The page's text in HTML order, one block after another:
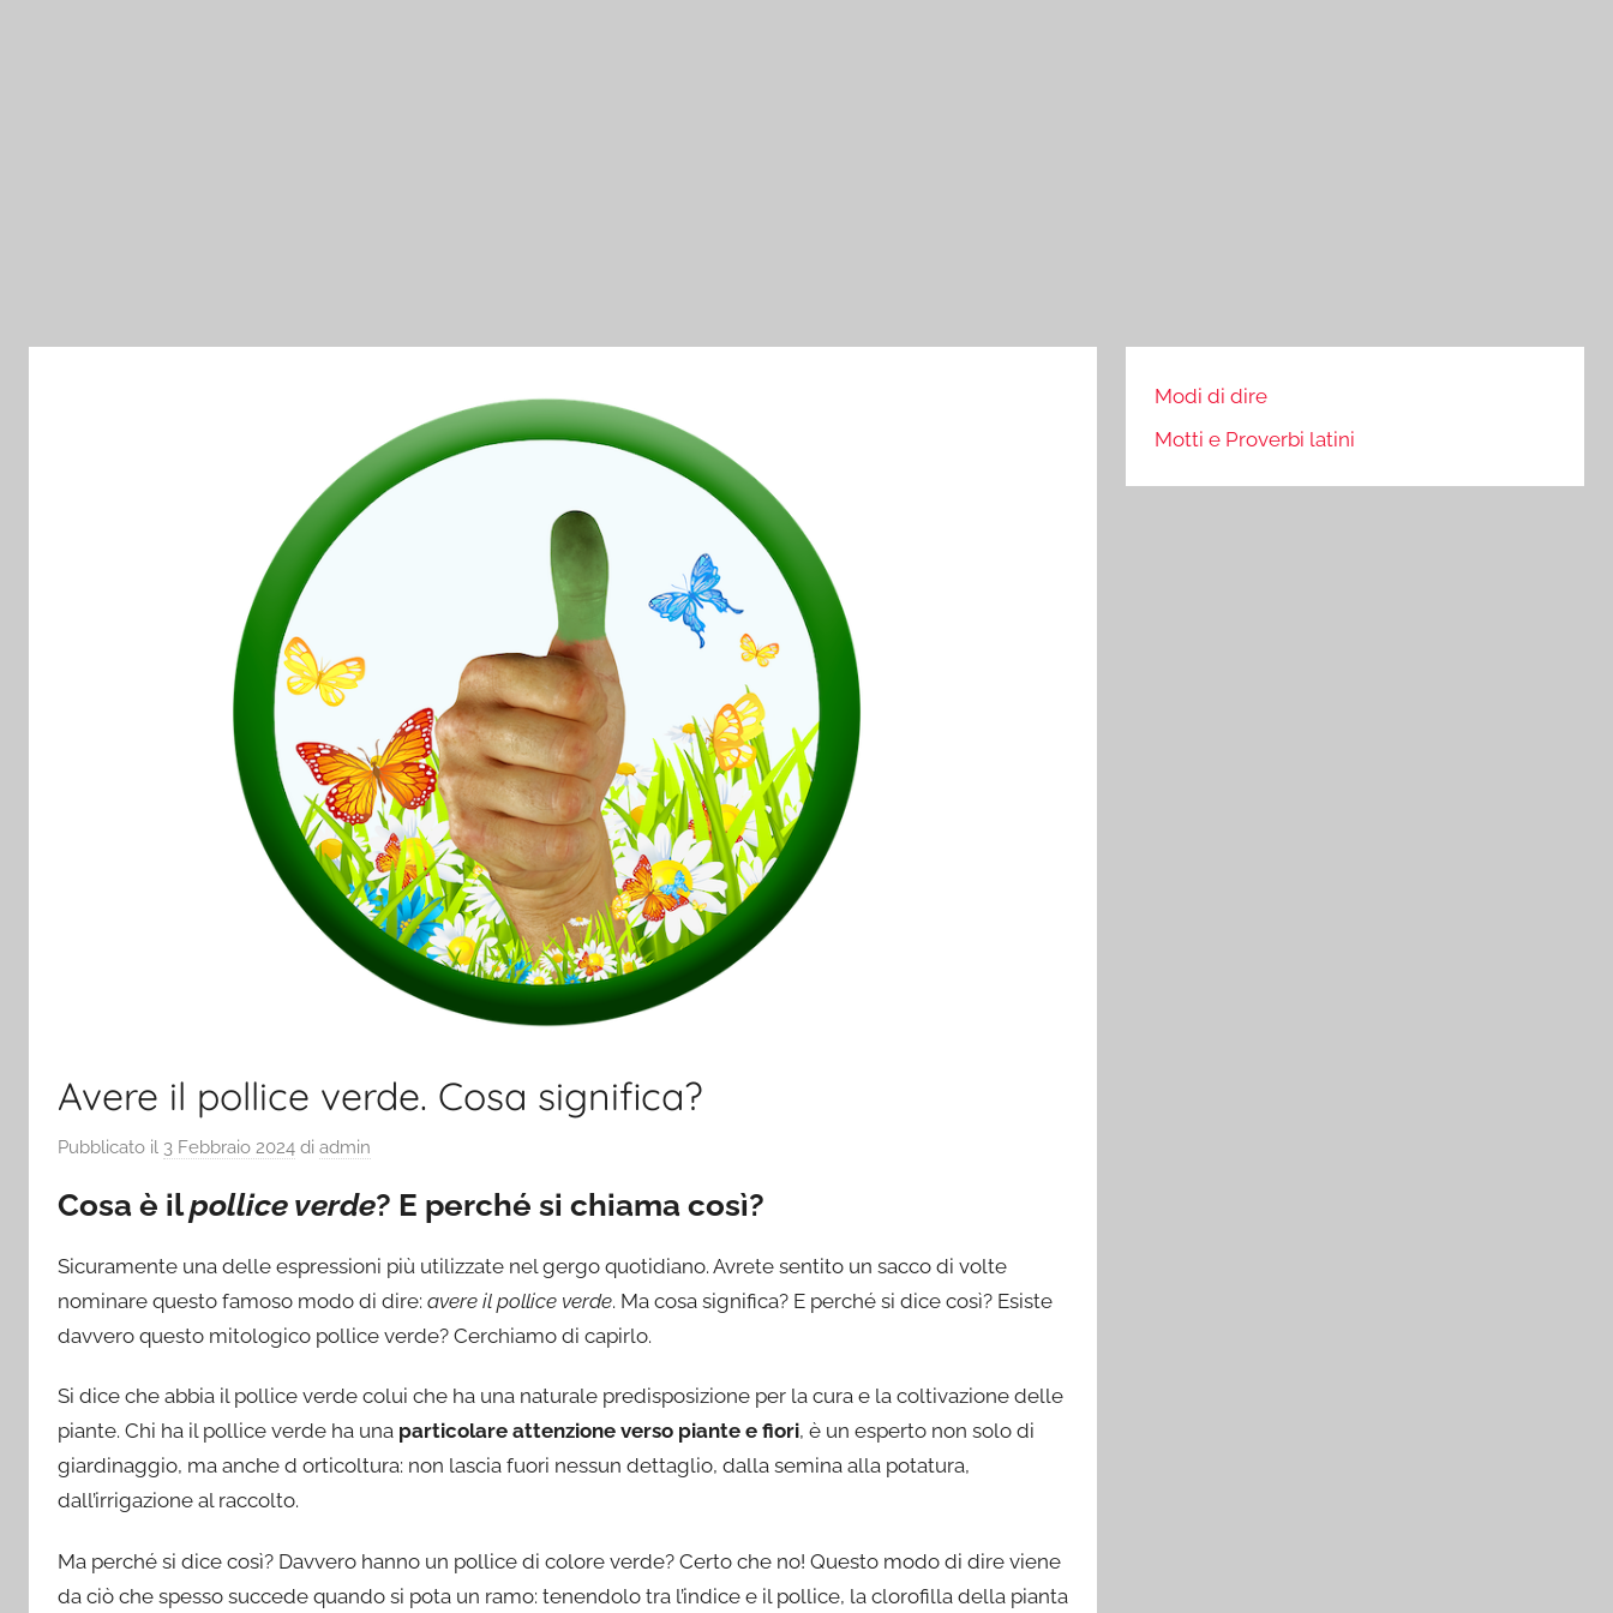
Avere il pollice verde. Cosa significa?
Pubblicato il 3 Febbraio 2024 di admin
Cosa è ilpollice verde? E perché si chiama così?
Sicuramente una delle espressioni più utilizzate nel gergo quotidiano. Avrete sentito un sacco di volte
nominare questo famoso modo di dire: avere il pollice verde. Ma cosa significa? E perché si dice così? Esiste
davvero questo mitologico pollice verde? Cerchiamo di capirlo.
Si dice che abbia il pollice verde colui che ha una naturale predisposizione per la cura e la coltivazione delle
piante. Chi ha il pollice verde ha una particolare attenzione verso piante e fiori, è un esperto non solo di
giardinaggio, ma anche d orticoltura: non lascia fuori nessun dettaglio, dalla semina alla potatura,
dall’irrigazione al raccolto.
Ma perché si dice così? Davvero hanno un pollice di colore verde? Certo che no! Questo modo di dire viene
da ciò che spesso succede quando si pota un ramo: tenendolo tra l’indice e il pollice, la clorofilla della pianta
Modi di dire
Motti e Proverbi latini